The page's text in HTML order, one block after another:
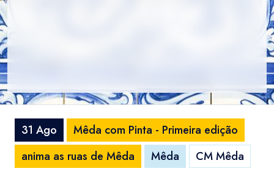
31 Ago
Mêda com Pinta - Primeira edição
anima as ruas de Mêda
Mêda CM Mêda